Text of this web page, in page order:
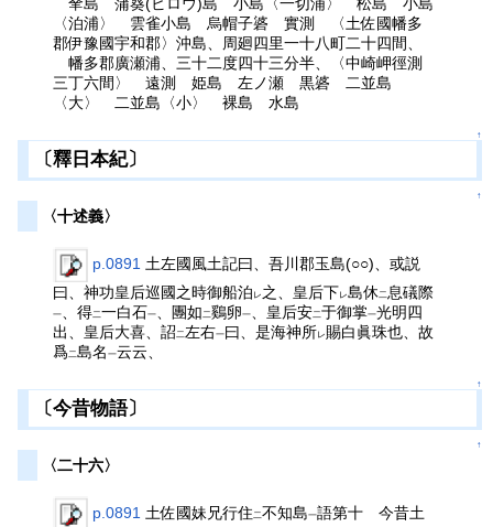
羍島 蒲葵(ビロウ)島 小島〈一切浦〉 松島 小島
〈泊浦〉 雲雀小島 烏帽子碆 實測 〈土佐國幡多
郡伊豫國宇和郡〉沖島、周廻四里一十八町二十四間、
幡多郡廣瀬浦、三十二度四十三分半、〈中崎岬徑測
三丁六間〉 遠測 姫島 左ノ瀬 黒碆 二並島
〈大〉 二並島〈小〉 裸島 水島
↑
〔釋日本紀〕
↑
〈十述義〉
p.0891 土左國風土記曰、吾川郡玉島(○○)、或説
曰、神功皇后巡國之時御船泊 レ 之、皇后下レ島休二息礒際
一、得二一白石一、團如二鷄卵一、皇后安二于御掌一光明四
出、皇后大喜、詔二左右一曰、是海神所レ賜白眞珠也、故
爲二島名一云云、
↑
〔今昔物語〕
↑
〈二十六〉
p.0891 土佐國妹兄行住二不知島一語第十 今昔土